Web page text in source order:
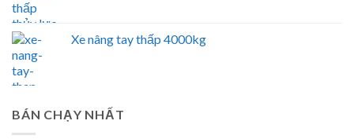
Xe nâng tay thấp 4000kg
BÁN CHẠY NHẤT